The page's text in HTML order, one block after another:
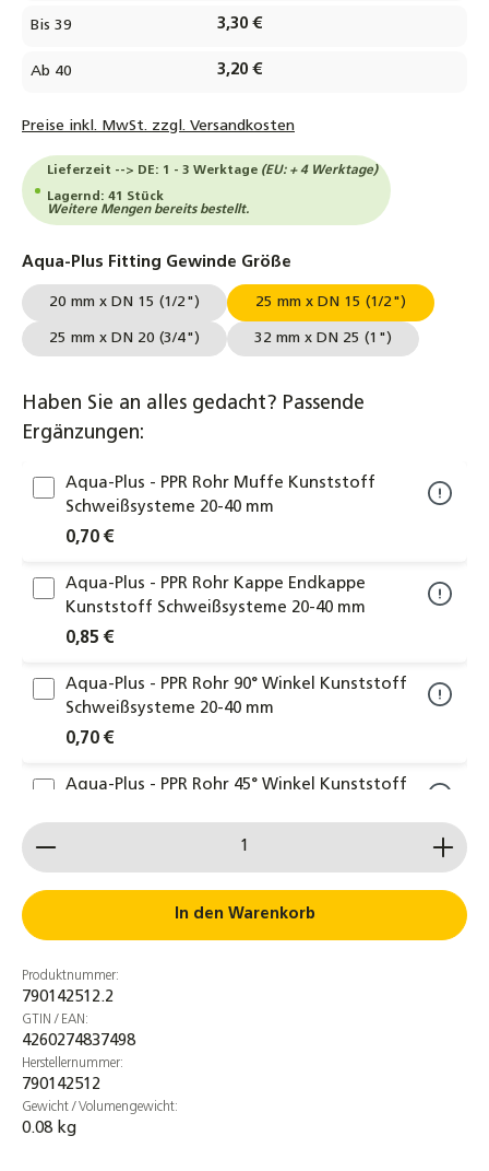
Bis 39 3,30 €
Ab 40 3,20 €
Preise inkl. MwSt. zzgl. Versandkosten
Lieferzeit --> DE: 1 - 3 Werktage (EU: + 4 Werktage)
Lagernd: 41 Stück
Weitere Mengen bereits bestellt.
Aqua-Plus Fitting Gewinde Größe
20 mm x DN 15 (1/2") 25 mm x DN 15 (1/2")
25 mm x DN 20 (3/4") 32 mm x DN 25 (1")
Haben Sie an alles gedacht? Passende
Ergänzungen:
Aqua-Plus - PPR Rohr Muffe Kunststoff
Schweißsysteme 20-40 mm
0,70 €
Aqua-Plus - PPR Rohr Kappe Endkappe
Kunststoff Schweißsysteme 20-40 mm
0,85 €
Aqua-Plus - PPR Rohr 90° Winkel Kunststoff
Schweißsysteme 20-40 mm
0,70 €
Aqua-Plus - PPR Rohr 45° Winkel Kunststoff
Aqua-Plus - PPR Rohr T-Reduzierstück
Kunststoff Schweißsysteme 20-40 mm
1,00 €
Aqua-Plus - PPR Rohr Kugelhahn mit Griff
Kunststoff Schweißsysteme 20-40 mm
8,00 €
Aqua-Plus - PPR Rohr Halterung Rohrclip
Kunststoff Schweißsysteme 20-40 mm – 10
Stück
Produkt Anzahl: Gib den gewünschten Wert ein
In den Warenkorb
Produktnummer:
790142512.2
GTIN / EAN:
4260274837498
Herstellernummer:
790142512
Gewicht / Volumengewicht:
0.08 kg